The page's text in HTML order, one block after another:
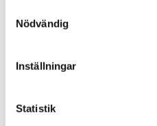
Nödvändig
Inställningar
Statistik
(https://
https://
(https://
(https://